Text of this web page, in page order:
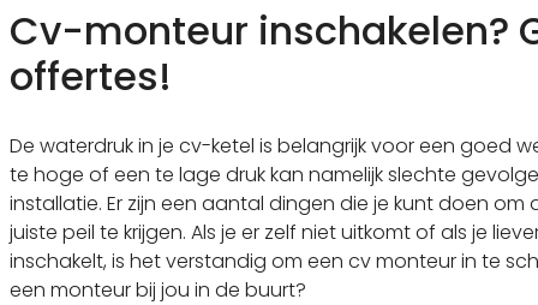
Cv-monteur inschakelen?
offertes!
De waterdruk in je cv-ketel is belangrijk voor een goed
te hoge of een te lage druk kan namelijk slechte
installatie. Er zijn een aantal dingen die je kunt doen om
juiste peil te krijgen. Als je er zelf niet uitkomt of als je
inschakelt, is het verstandig om een cv monteur in te
een monteur bij jou in de buurt?